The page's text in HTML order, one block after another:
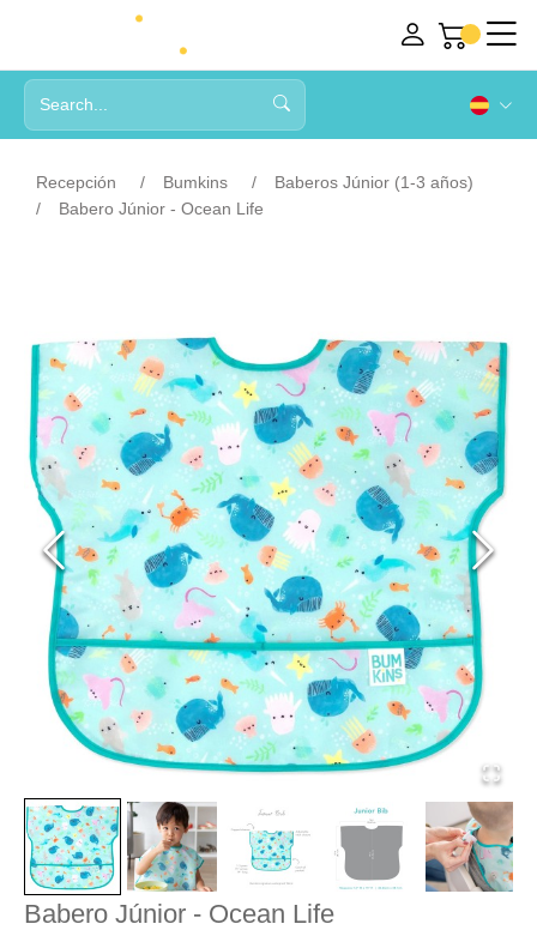
Recepción Bumkins
Baberos Júnior (1-3 años)
Babero Júnior - Ocean Life
Babero Júnior - Ocean Life